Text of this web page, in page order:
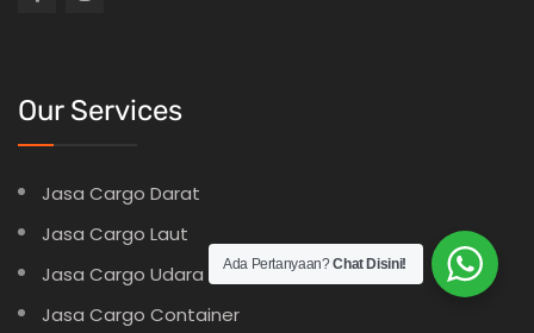
Our Services
Jasa Cargo Darat
Jasa Cargo Laut
Jasa Cargo Udara
Jasa Cargo Container
Ada Pertanyaan?Chat Disini!